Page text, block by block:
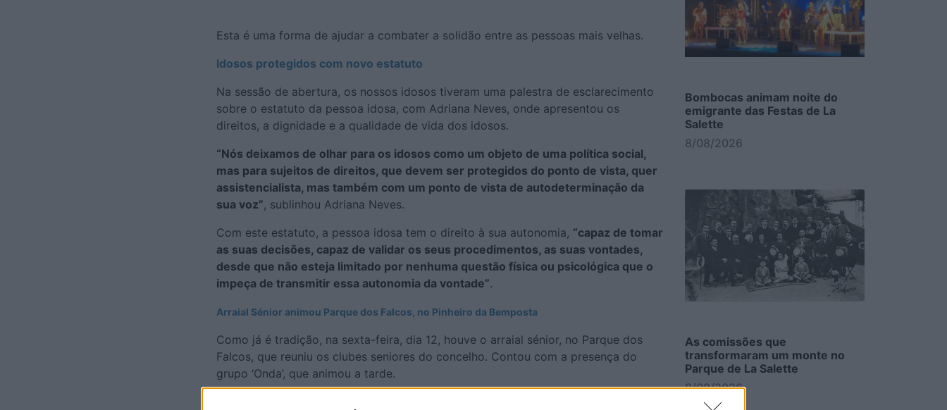
Esta é uma forma de ajudar a combater a solidão entre as pessoas mais velhas.
Idosos protegidos com novo estatuto
Na sessão de abertura, os nossos idosos tiveram uma palestra de esclarecimento
sobre o estatuto da pessoa idosa, com Adriana Neves, onde apresentou os
direitos, a dignidade e a qualidade de vida dos idosos.
“Nós deixamos de olhar para os idosos como um objeto de uma política social,
mas para sujeitos de direitos, que devem ser protegidos do ponto de vista, quer
assistencialista, mas também com um ponto de vista de autodeterminação da
sua voz”, sublinhou Adriana Neves.
Com este estatuto, a pessoa idosa tem o direito à sua autonomia, “capaz de tomar
as suas decisões, capaz de validar os seus procedimentos, as suas vontades,
desde que não esteja limitado por nenhuma questão física ou psicológica que o
impeça de transmitir essa autonomia da vontade”.
Arraial Sénior animou Parque dos Falcos, no Pinheiro da Bemposta
Como já é tradição, na sexta-feira, dia 12, houve o arraial sénior, no Parque dos
Falcos, que reuniu os clubes seniores do concelho. Contou com a presença do
grupo ‘Onda’, que animou a tarde.
Bombocas animam noite do
emigrante das Festas de La
Salette
8/08/2026
As comissões que
transformaram um monte no
Parque de La Salette
8/08/2026